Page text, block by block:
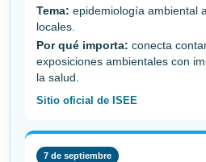
Tema: epidemiología ambiental
locales.
Por qué importa: conecta
exposiciones ambientales con
la salud.
Sitio oficial de ISEE
7 de septiembre